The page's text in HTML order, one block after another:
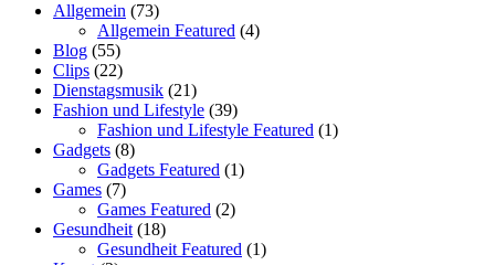
Allgemein (73)
Allgemein Featured (4)
Blog (55)
Clips (22)
Dienstagsmusik (21)
Fashion und Lifestyle (39)
Fashion und Lifestyle Featured (1)
Gadgets (8)
Gadgets Featured (1)
Games (7)
Games Featured (2)
Gesundheit(18)
Gesundheit Featured (1)